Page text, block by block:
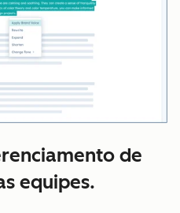
de
equipes.